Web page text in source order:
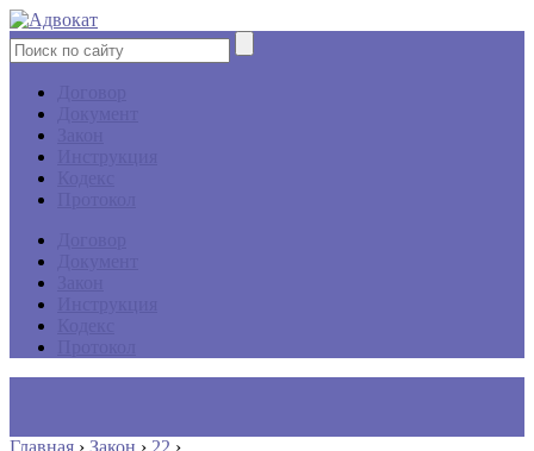
Главная › Закон › 22 ›